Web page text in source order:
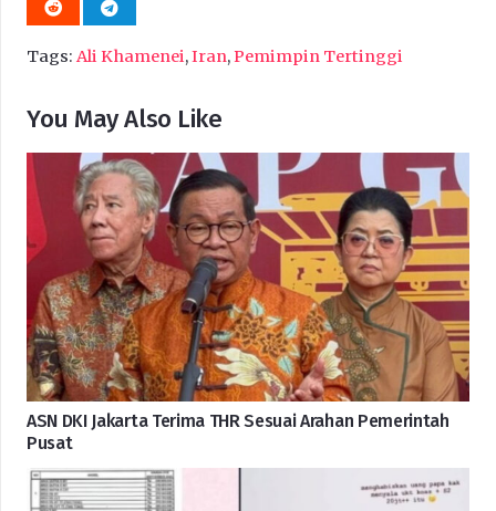
Tags: Ali Khamenei,Iran,Pemimpin Tertinggi
You May Also Like
ASN DKI Jakarta Terima THR Sesuai Arahan Pemerintah
Pusat